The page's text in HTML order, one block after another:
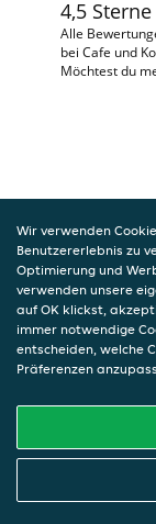
4,5
Alle
bei Cafe und
Möchtest du
Sehr gut,
Wir verwenden
Benutzererlebnis zu
Optimierung und
verwenden unsere
auf OK klickst,
immer notwendige
entscheiden, welche
Präferenzen